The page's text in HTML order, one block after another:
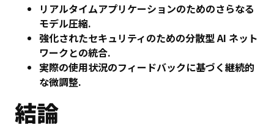
リアルタイムアプリケーションのためのさらなる
モデル圧縮.
強化されたセキュリティのための分散型 AI ネット
ワークとの統合.
実際の使用状況のフィードバックに基づく継続的
な微調整.
結論